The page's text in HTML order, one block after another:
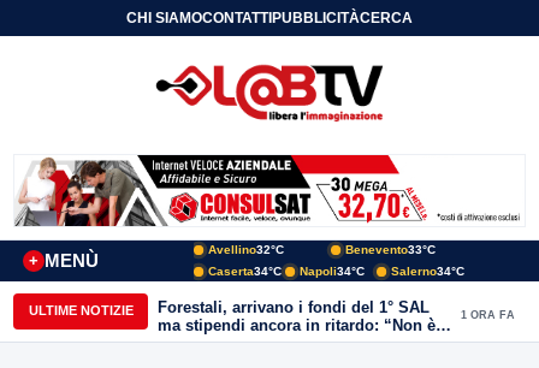
CHI SIAMOCONTATTIPUBBLICITÀCERCA
MENÙ
+
Avellino32°C Benevento33°C
Caserta34°C Napoli34°C Salerno34°C
ULTIME NOTIZIE
Forestali, arrivano i fondi del 1° SAL
ma stipendi ancora in ritardo: “Non è
più sostenibile”
1 ORA FA